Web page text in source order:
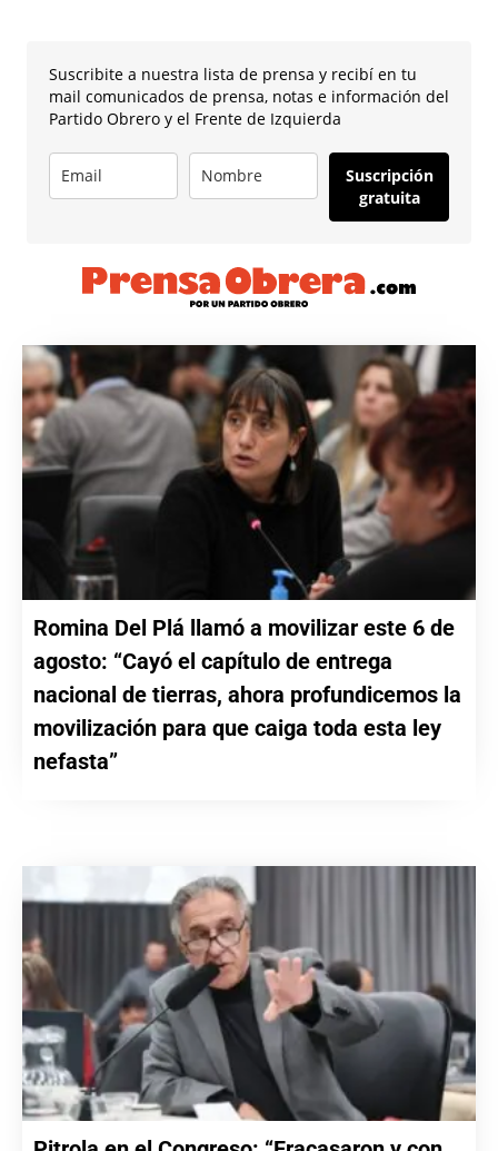
Suscribite a nuestra lista de prensa y recibí en tu
mail comunicados de prensa, notas e información del
Partido Obrero y el Frente de Izquierda
Suscripción
gratuita
Romina Del Plá llamó a movilizar este 6 de
agosto: “Cayó el capítulo de entrega
nacional de tierras, ahora profundicemos la
movilización para que caiga toda esta ley
nefasta”